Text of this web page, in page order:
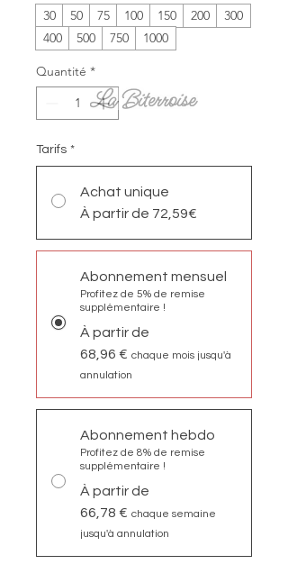
30 50 75 100 150 200
300
400
500 750 1000
Quantité *
Tarifs *
Achat unique
À partir de 72,59€
Abonnement mensuel
Profitez de 5% de remise
supplémentaire !
À partir de
68,96 € chaque mois jusqu'à
annulation
Abonnement hebdo
Profitez de 8% de remise
supplémentaire !
À partir de
66,78 € chaque semaine
jusqu'à annulation